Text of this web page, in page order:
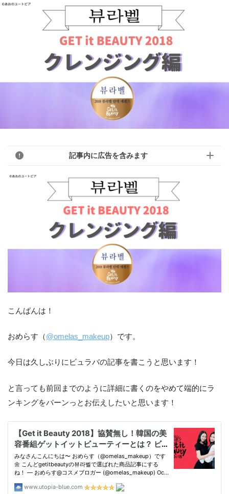
記事内に広告を含みます
こんばんは！
おめらす（@omelas_makeup）です。
今日は久しぶりにビュラバの記事を書こうと思います！
と言っても前回までのように詳細に書くのをやめて端的にラ
ンキングをバーンっとお伝えしたいと思います！